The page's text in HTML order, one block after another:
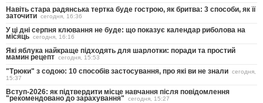
Навіть стара радянська тертка буде гострою, як бритва: 3 способи, як її
заточити сегодня, 16:36
У ці дні серпня клювання не буде: що показує календар риболова на
місяць сегодня, 16:16
Які яблука найкраще підходять для шарлотки: поради та простий
мамин рецепт сегодня, 15:53
"Трюки" з содою: 10 способів застосування, про які ви не знали сегодня,
15:37
Вступ-2026: як підтвердити місце навчання після повідомлення
"рекомендовано до зарахування" сегодня, 15:27